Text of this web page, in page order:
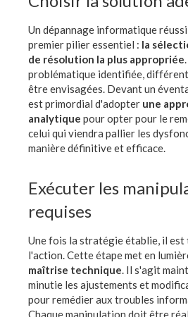
Un dépannage informatique
premier pilier essentiel : la
de résolution la plus appropriée
problématique identifiée,
être envisagées. Devant un
est primordial d'adopter une
analytique pour opter pour le
celui qui viendra pallier les
manière définitive et efficace.
Exécuter les
requises
Une fois la stratégie établie, il est
l'action. Cette étape met en
maîtrise technique. Il s'agit
minutie les ajustements et
pour remédier aux troubles
Chaque manipulation doit être